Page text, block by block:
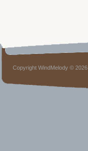
Copyright WindMelody © 2026